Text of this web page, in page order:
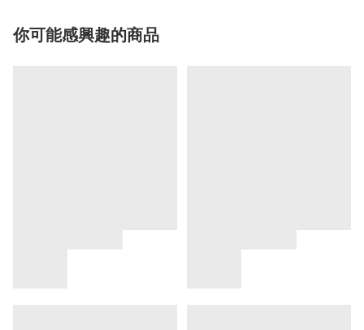
你可能感興趣的商品